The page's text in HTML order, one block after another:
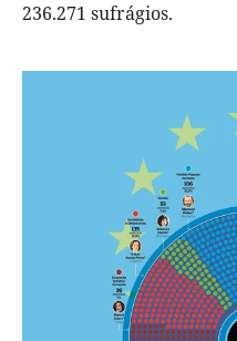
236.271 sufrágios.